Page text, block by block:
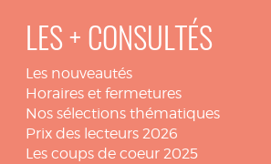
LES + CONSULTÉS
Les nouveautés
Horaires et fermetures
Nos sélections thématiques
Prix des lecteurs 2026
Les coups de coeur 2025